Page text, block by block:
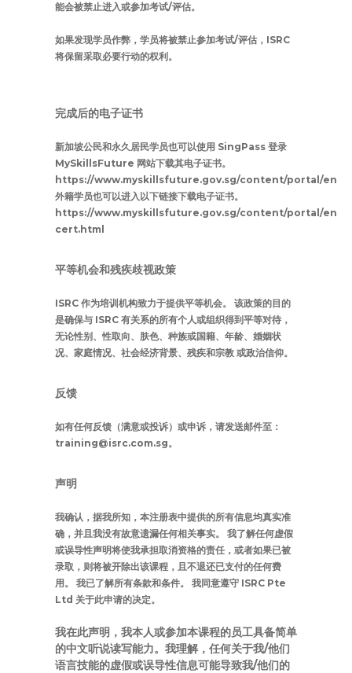
能会被禁止进入或参加考试/评估。
如果发现学员作弊，学员将被禁止参加考试/评估，ISRC
将保留采取必要行动的权利。
完成后的电子证书
新加坡公民和永久居民学员也可以使用 SingPass 登录
MySkillsFuture 网站下载其电子证书。
https://www.myskillsfuture.gov.sg/content/portal/en/
外籍学员也可以进入以下链接下载电子证书。
https://www.myskillsfuture.gov.sg/content/portal/en/
cert.html
平等机会和残疾歧视政策
ISRC 作为培训机构致力于提供平等机会。 该政策的目的
是确保与 ISRC 有关系的所有个人或组织得到平等对待，
无论性别、性取向、肤色、种族或国籍、年龄、婚姻状
况、家庭情况、社会经济背景、残疾和宗教 或政治信仰。
反馈
如有任何反馈（满意或投诉）或申诉，请发送邮件至：
training@isrc.com.sg。
声明
我确认，据我所知，本注册表中提供的所有信息均真实准
确，并且我没有故意遗漏任何相关事实。 我了解任何虚假
或误导性声明将使我承担取消资格的责任，或者如果已被
录取，则将被开除出该课程，且不退还已支付的任何费
用。 我已了解所有条款和条件。 我同意遵守 ISRC Pte
Ltd 关于此申请的决定。
我在此声明，我本人或参加本课程的员工具备简单
的中文听说读写能力。我理解，任何关于我/他们
语言技能的虚假或误导性信息可能导致我/他们的